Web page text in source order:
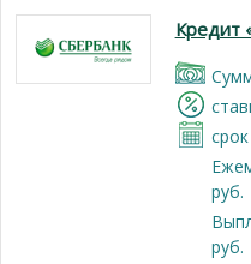
Кредит
срок
руб.
руб.